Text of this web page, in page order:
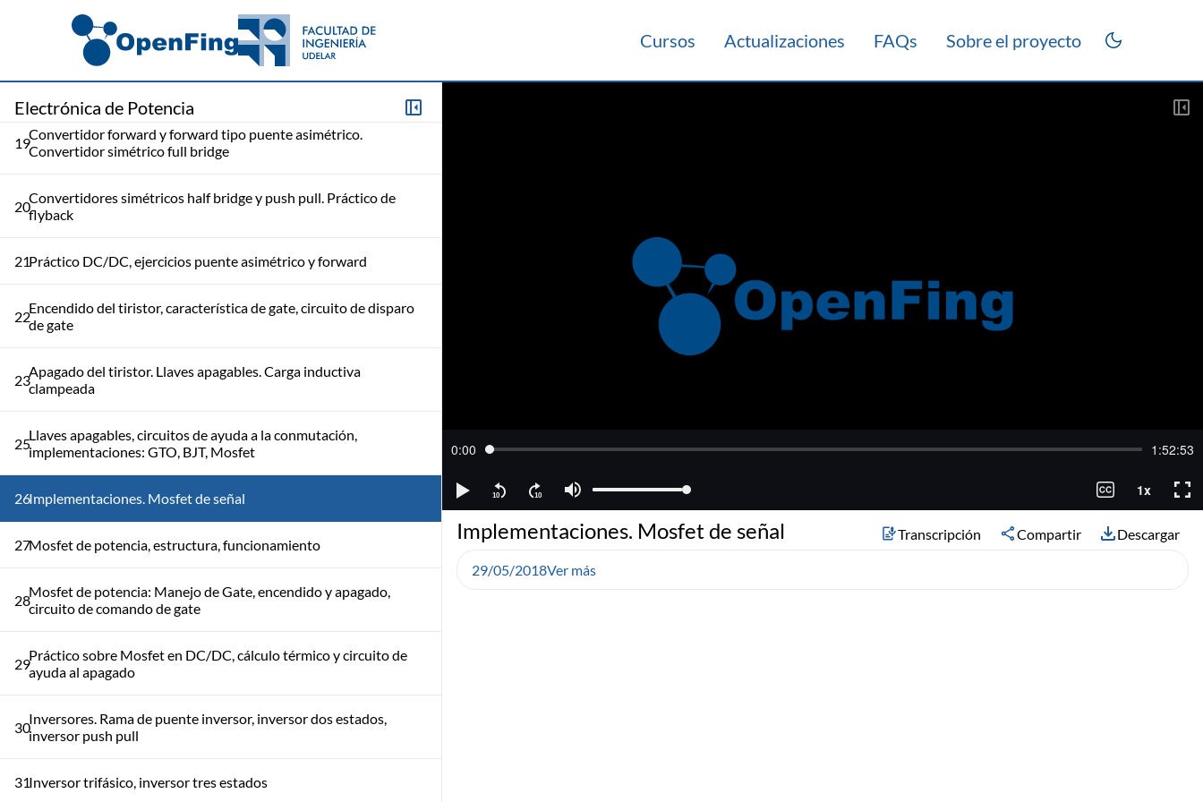
Cursos Actualizaciones FAQs Sobre el proyecto
Electrónica de Potencia
Convertidor Boost para corrección de factor de potencia.
Convertidor Buck-Boost y flyback
18Convertidor flyback. Salidas múltiples. Convertidor forward
19Convertidor forward y forward tipo puente asimétrico.
Convertidor simétrico full bridge
20Convertidores simétricos half bridge y push pull. Práctico de
flyback
21Práctico DC/DC, ejercicios puente asimétrico y forward
22Encendido del tiristor, característica de gate, circuito de disparo
de gate
23Apagado del tiristor. Llaves apagables. Carga inductiva
clampeada
25Llaves apagables, circuitos de ayuda a la conmutación,
implementaciones: GTO, BJT, Mosfet
26Implementaciones. Mosfet de señal
27Mosfet de potencia, estructura, funcionamiento
28Mosfet de potencia: Manejo de Gate, encendido y apagado,
circuito de comando de gate
29Práctico sobre Mosfet en DC/DC, cálculo térmico y circuito de
ayuda al apagado
30Inversores. Rama de puente inversor, inversor dos estados,
inversor push pull
31Inversor trifásico, inversor tres estados
Implementaciones. Mosfet de señal Transcripción Compartir Descargar
29/05/2018Ver más